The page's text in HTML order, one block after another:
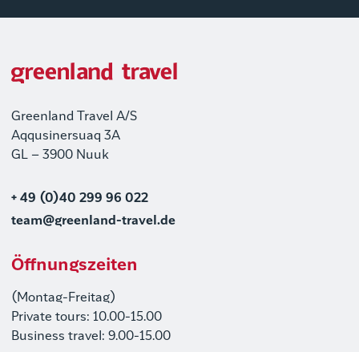
Greenland Travel A/S
Aqqusinersuaq 3A
GL – 3900 Nuuk
+ 49 (0)40 299 96 022
team@greenland-travel.de
Öffnungszeiten
(Montag-Freitag)
Private tours: 10.00-15.00
Business travel: 9.00-15.00